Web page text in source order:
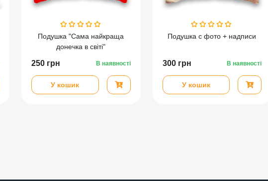
Подушка "Сама найкраща
донечка в світі"
250 грн В наявності
У кошик
Подушка c фото + надписи
300 грн В наявності
У кошик